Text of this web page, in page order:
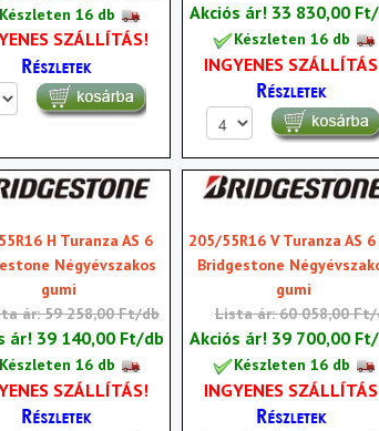
Készleten 16 db
SZÁLLÍTÁS!
Akciós ár! 33 830,00
Készleten 16 db
INGYENES
H Turanza AS 6
Négyévszakos
gumi
ár: 59 258,00 Ft/db
ár! 39 140,00 Ft/db
Készleten 16 db
SZÁLLÍTÁS!
205/55R16 V Turanza AS 6
Bridgestone
gumi
Lista ár: 60 058,00
Akciós ár! 39 700,00
Készleten 16 db
INGYENES